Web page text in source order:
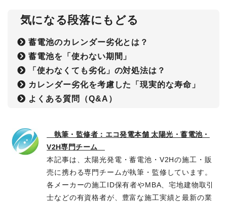
気になる段落にもどる
蓄電池のカレンダー劣化とは？
蓄電池を「使わない期間」
「使わなくても劣化」の対処法は？
カレンダー劣化を考慮した「現実的な寿命」
よくある質問（Q&A）
執筆・監修者：エコ発電本舗 太陽光・蓄電池・
V2H専門チーム
本記事は、太陽光発電・蓄電池・V2Hの施工・販
売に携わる専門チームが執筆・監修しています。
各メーカーの施工ID保有者やMBA、宅地建物取引
士などの有資格者が、豊富な施工実績と最新の業